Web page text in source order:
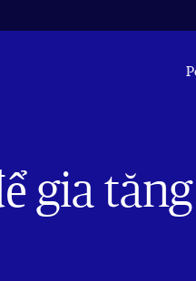
gia